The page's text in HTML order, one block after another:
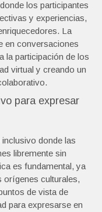
los participantes
y experiencias,
La
en conversaciones
la participación de los
virtual y creando un
para expresar
donde las
libremente sin
es fundamental, ya
orígenes culturales,
de vista de
para expresarse en